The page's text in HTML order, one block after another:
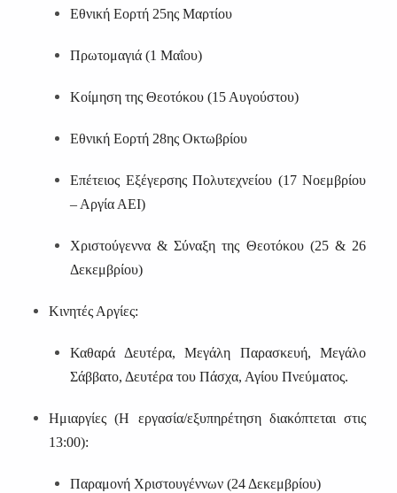
Εθνική Εορτή 25ης Μαρτίου
Πρωτομαγιά (1 Μαΐου)
Κοίμηση της Θεοτόκου (15 Αυγούστου)
Εθνική Εορτή 28ης Οκτωβρίου
Επέτειος Εξέγερσης Πολυτεχνείου (17 Νοεμβρίου
– Αργία ΑΕΙ)
Χριστούγεννα & Σύναξη της Θεοτόκου (25 & 26
Δεκεμβρίου)
Κινητές Αργίες:
Καθαρά Δευτέρα, Μεγάλη Παρασκευή, Μεγάλο
Σάββατο, Δευτέρα του Πάσχα, Αγίου Πνεύματος.
Ημιαργίες (Η εργασία/εξυπηρέτηση διακόπτεται στις
13:00):
Παραμονή Χριστουγέννων (24 Δεκεμβρίου)